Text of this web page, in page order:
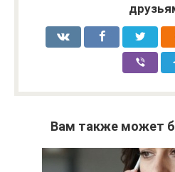
Вам также может